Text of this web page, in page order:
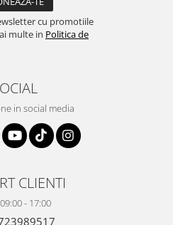
cu promotiile
multe in Politica de
in social media
CLIENTI
- 17:00